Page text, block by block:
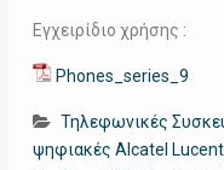
Εγχειρίδιο χρήσης :
Phones_series_9
Τηλεφωνικές
ψηφιακές Alcatel Lucent